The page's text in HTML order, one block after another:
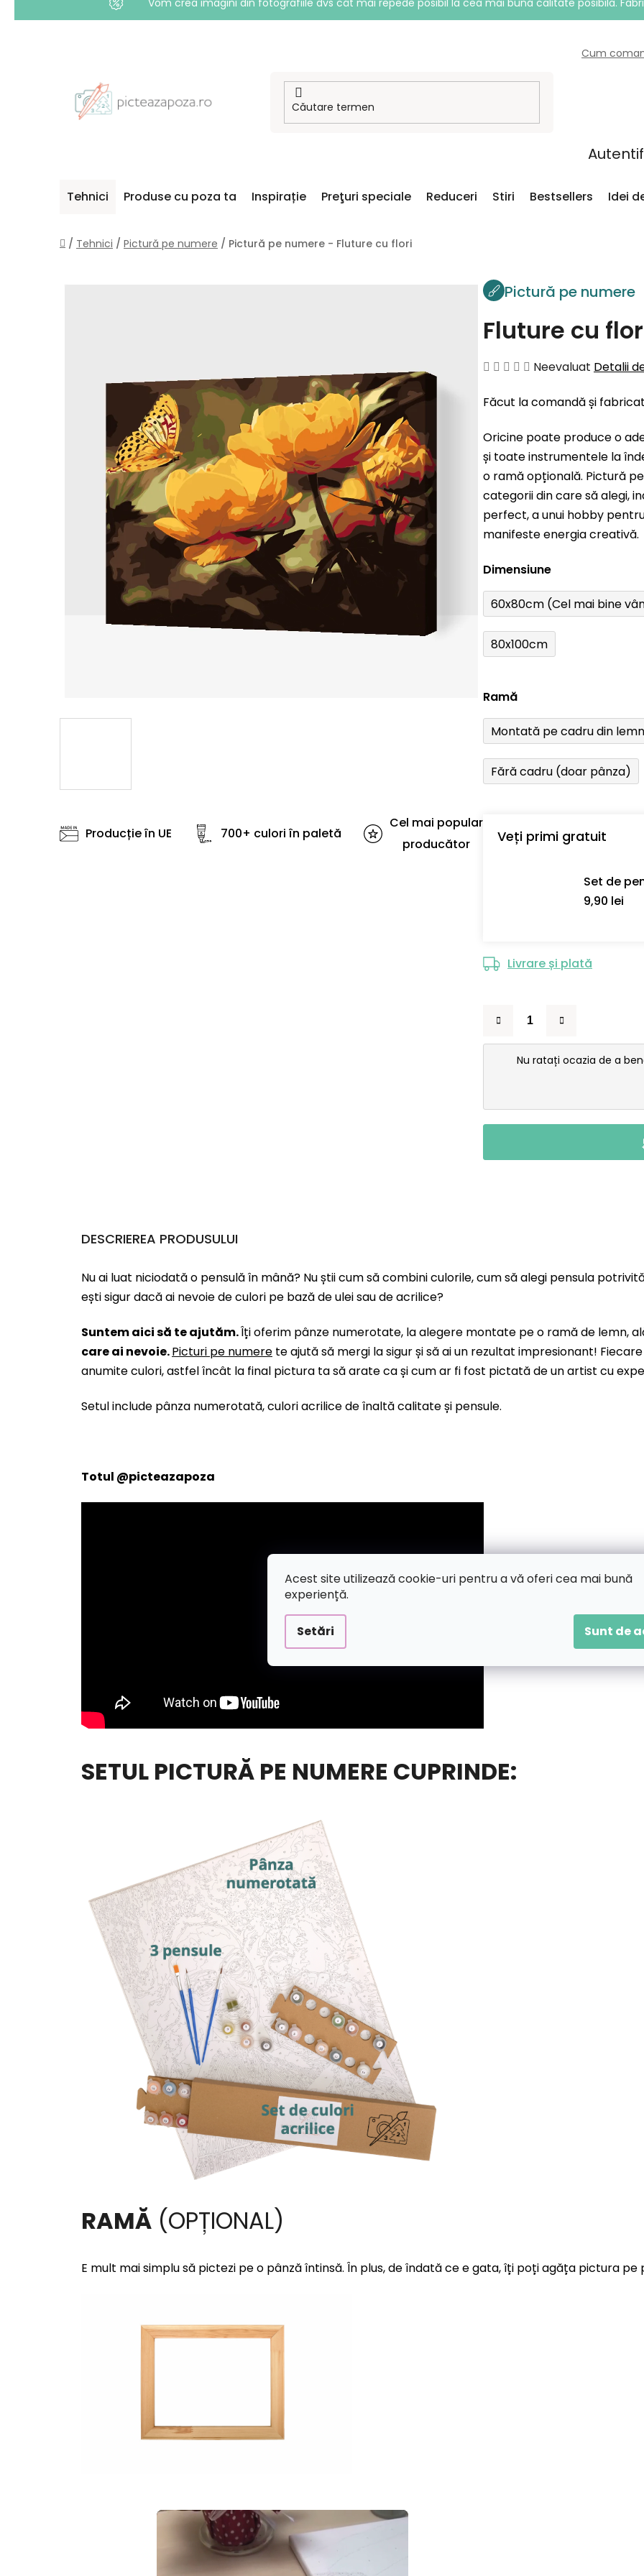
Acest site utilizează cookie-uri pentru a vă oferi cea mai bună
experiență.
Setări Sunt de
Vom crea imagini din fotografiile dvs cât mai repede posibil la cea mai bună calitate posibilă.
Cum
Tehnici Produse cu poza ta Inspirație Preţuri speciale Reduceri Stiri Bestsellers Idei
Acasă
/ Tehnici / Pictură pe numere / Pictură pe numere - Fluture cu flori
Pictură pe numere
Fluture cu
Evaluarea
a
este
0,0
din
5
stele.
Neevaluat Detalii
Făcut la comandă și
Oricine poate produce o
și toate instrumentele la
o ramă opțională. Pictură
categorii din care să alegi,
perfect, a unui hobby
manifeste energia creativă.
Dimensiune
60x80cm (Cel mai bine
80x100cm
Ramă
Montată pe cadru din
Fără cadru (doar pânza)
Veți primi gratuit
Set de
9,90 lei
Livrare și plată
Nu ratați ocazia de a
Producție în UE 700+ culori în paletă
Cel mai popular
producător
DESCRIEREA PRODUSULUI
Nu ai luat niciodată o pensulă în mână? Nu știi cum să combini culorile, cum să alegi pensula
ești sigur dacă ai nevoie de culori pe bază de ulei sau de acrilice?
Suntem aici să te ajutăm.Îți oferim pânze numerotate, la alegere montate pe o ramă de lemn,
care ai nevoie.Picturi pe numere te ajută să mergi la sigur și să ai un rezultat impresionant!
anumite culori, astfel încât la final pictura ta să arate ca și cum ar fi fost pictată de un artist cu
Setul include pânza numerotată, culori acrilice de înaltă calitate și pensule.
Totul @picteazapoza
SETUL PICTURĂ PE NUMERE CUPRINDE:
RAMĂ (OPȚIONAL)
E mult mai simplu să pictezi pe o pânză întinsă. În plus, de îndată ce e gata, îți poți agăța pictura pe